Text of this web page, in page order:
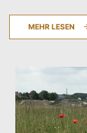
MEHR LESEN